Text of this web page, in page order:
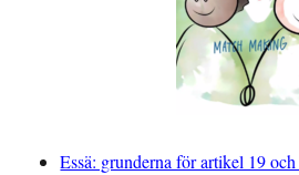
Essä: grunderna för artikel 19